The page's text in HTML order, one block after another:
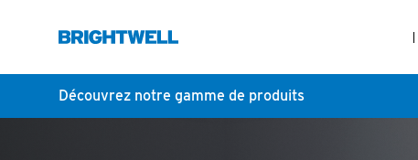
Découvrez notre gamme de produits